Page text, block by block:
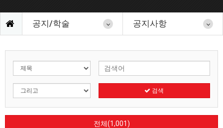
공지/학술 공지사항
검색
전체(1,001)